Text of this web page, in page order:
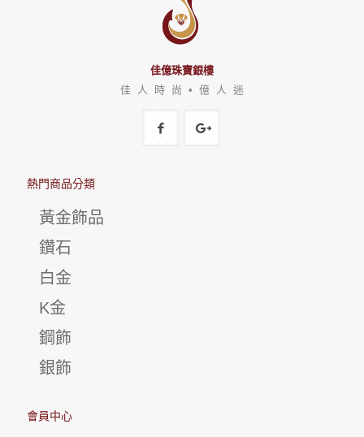
佳億珠寶銀樓
佳 人 時 尚 • 億 人 迷
熱門商品分類
黃金飾品
鑽石
白金
K金
鋼飾
銀飾
會員中心